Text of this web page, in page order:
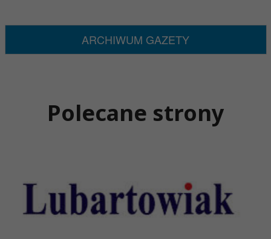
ARCHIWUM GAZETY
Polecane strony